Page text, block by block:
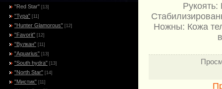
"Red Star" [13]
"Тура" [11]
"Hunter Glamorous" [12]
"Favorit" [12]
"Вулкан" [11]
"Aquarius" [13]
"South hydra" [13]
"North Star" [14]
"Мистик" [11]
Ножны: Кожа